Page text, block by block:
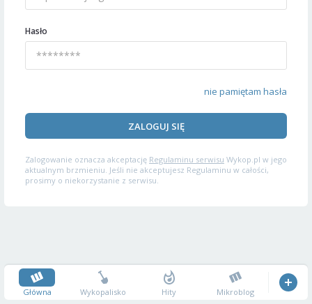
Hasło
nie pamiętam hasła
ZALOGUJ SIĘ
Zalogowanie oznacza akceptację Regulaminu serwisu Wykop.pl w jego
aktualnym brzmieniu. Jeśli nie akceptujesz Regulaminu w całości,
prosimy o niekorzystanie z serwisu.
Główna Wykopalisko Hity Mikroblog